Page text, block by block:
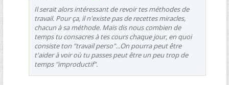
Il serait alors intéressant de revoir tes méthodes de
travail. Pour ça, il n'existe pas de recettes miracles,
chacun à sa méthode. Mais dis nous combien de
temps tu consacres à tes cours chaque jour, en quoi
consiste ton "travail perso"...On pourra peut être
t'aider à voir où tu passes peut être un peu trop de
temps "improductif".